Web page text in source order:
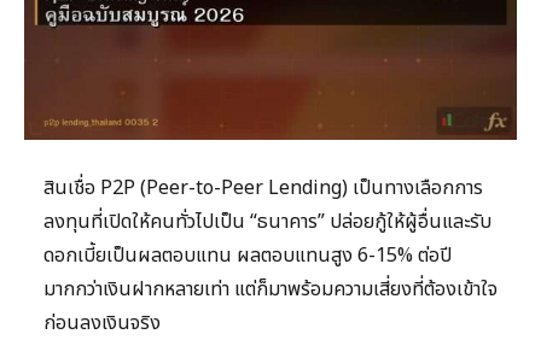
สินเชื่อ P2P (Peer-to-Peer Lending) เป็นทางเลือกการ
ลงทุนที่เปิดให้คนทั่วไปเป็น “ธนาคาร” ปล่อยกู้ให้ผู้อื่นและรับ
ดอกเบี้ยเป็นผลตอบแทน ผลตอบแทนสูง 6-15% ต่อปี
มากกว่าเงินฝากหลายเท่า แต่ก็มาพร้อมความเสี่ยงที่ต้องเข้าใจ
ก่อนลงเงินจริง